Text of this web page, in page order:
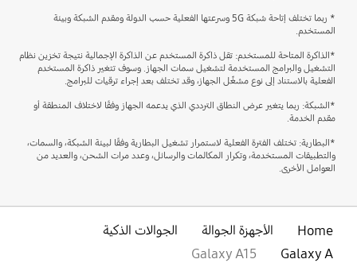
* ربما تختلف إتاحة شبكة 5G وسرعتها الفعلية حسب الدولة ومقدم الشبكة وبيئة
المستخدم.
*الذاكرة المتاحة للمستخدم: تقل ذاكرة المستخدم عن الذاكرة الإجمالية نتيجة تخزين نظام
التشغيل والبرامج المستخدمة لتشغيل سمات الجهاز. وسوف تتغير ذاكرة المستخدم
الفعلية بالاستناد إلى نوع مشغِّل الجهاز، وقد تختلف بعد إجراء ترقيات للبرامج.
*الشبكة: ربما يتغير عرض النطاق الترددي الذي يدعمه الجهاز وفقًا لاختلاف المنطقة أو
مقدم الخدمة.
*البطارية: تختلف الفترة الفعلية لاستمرار تشغيل البطارية وفقًا لبيئة الشبكة، والسمات،
والتطبيقات المستخدمة، وتكرار المكالمات والرسائل، وعدد مرات الشحن، والعديد من
العوامل الأخرى.
Home الأجهزة الجوالة
الجوالات الذكية
Galaxy A
Galaxy A15